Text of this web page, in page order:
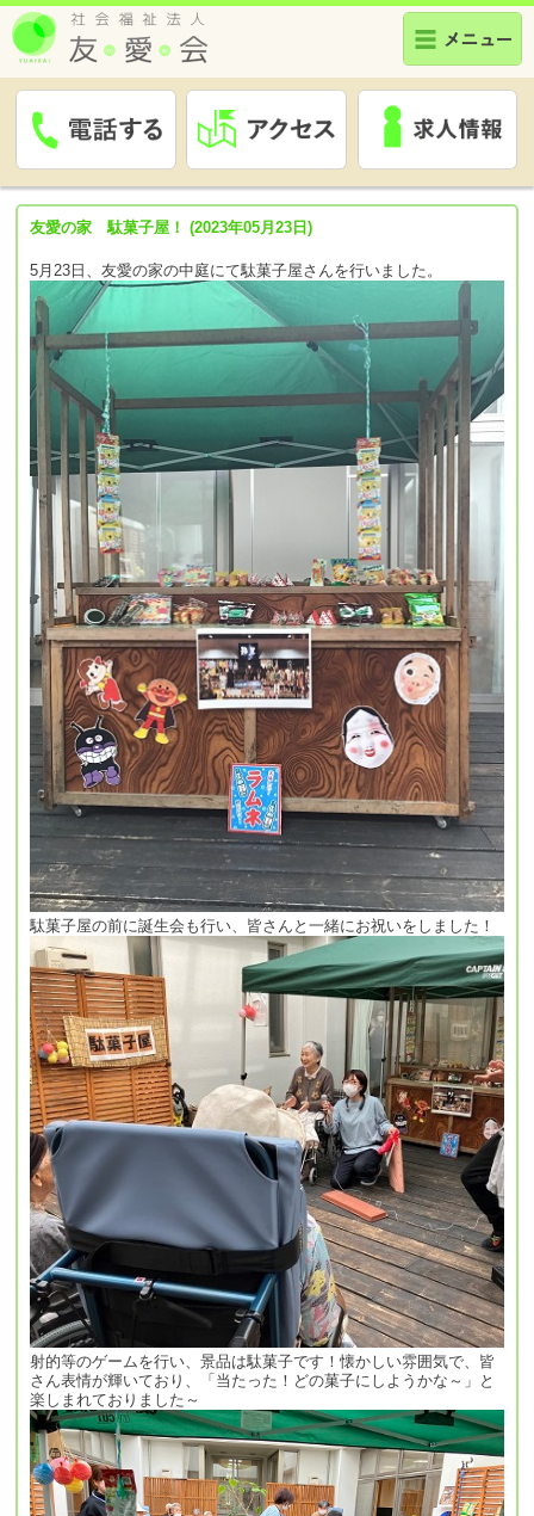
友愛の家 駄菓子屋！ (2023年05月23日)
5月23日、友愛の家の中庭にて駄菓子屋さんを行いました。
駄菓子屋の前に誕生会も行い、皆さんと一緒にお祝いをしました！
射的等のゲームを行い、景品は駄菓子です！懐かしい雰囲気で、皆
さん表情が輝いており、「当たった！どの菓子にしようかな～」と
楽しまれておりました～